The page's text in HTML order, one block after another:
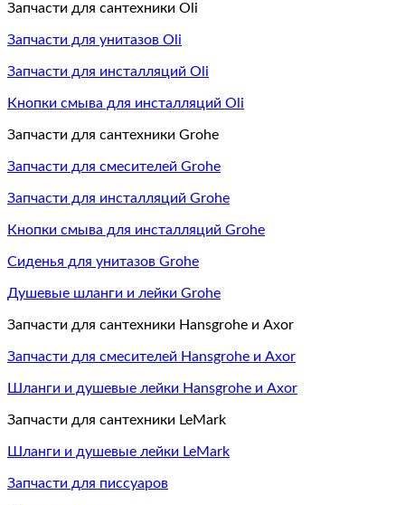
Запчасти для сантехники Oli
Запчасти для унитазов Oli
Запчасти для инсталляций Oli
Кнопки смыва для инсталляций Oli
Запчасти для сантехники Grohe
Запчасти для смесителей Grohe
Запчасти для инсталляций Grohe
Кнопки смыва для инсталляций Grohe
Сиденья для унитазов Grohe
Душевые шланги и лейки Grohe
Запчасти для сантехники Hansgrohe и Axor
Запчасти для смесителей Hansgrohe и Axor
Шланги и душевые лейки Hansgrohe и Axor
Запчасти для сантехники LeMark
Шланги и душевые лейки LeMark
Запчасти для писсуаров